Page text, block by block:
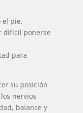
el pie.
difícil ponerse
para
su posición
nervios
balance y